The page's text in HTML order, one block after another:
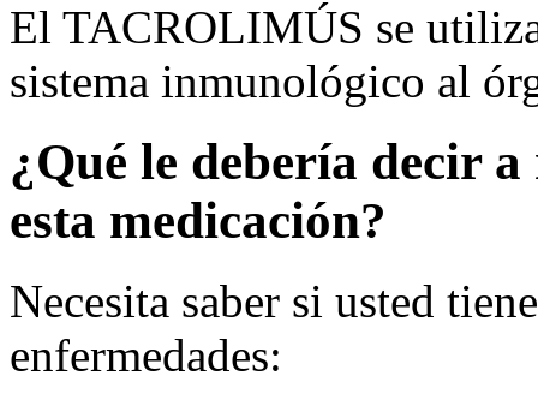
El TACROLIMÚS se
sistema inmunológico al
¿Qué le debería decir
esta medicación?
Necesita saber si usted
enfermedades: